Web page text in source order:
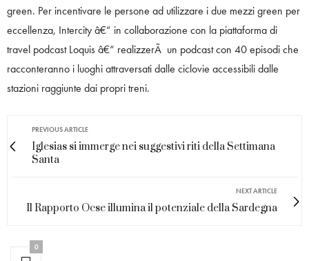
green. Per incentivare le persone ad utilizzare i due mezzi green per
eccellenza, Intercity â€“ in collaborazione con la piattaforma di
travel podcast Loquis â€“ realizzerÃ un podcast con 40 episodi che
racconteranno i luoghi attraversati dalle ciclovie accessibili dalle
stazioni raggiunte dai propri treni.
PREVIOUS ARTICLE
Iglesias si immerge nei suggestivi riti della Settimana
Santa
NEXT ARTICLE
Il Rapporto Ocse illumina il potenziale della Sardegna
0